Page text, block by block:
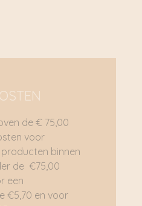
de € 75,00
voor
binnen
de €75,00
een
€5,70 en voor